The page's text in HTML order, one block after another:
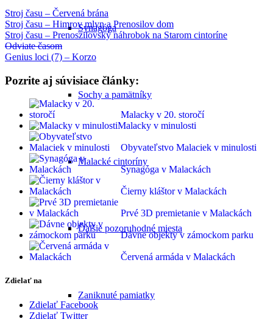
Synagóga
Sochy a pamätníky
Malacké cintoríny
Ďalšie pozoruhodné miesta
Zaniknuté pamiatky
Stroj času – Červená brána
Stroj času – Himrov mlyn a Prenosilov dom
Stroj času – Prenoszilovský náhrobok na Starom cintoríne
Odviate časom
Genius loci (7) – Korzo
Pozrite aj súvisiace články:
Malacky v 20. storočí
Malacky v minulosti
Obyvateľstvo Malaciek v minulosti
Synagóga v Malackách
Čierny kláštor v Malackách
Prvé 3D premietanie v Malackách
Dávne objekty v zámockom parku
Červená armáda v Malackách
Zdielať na
Zdielať Facebook
Zdielať Twitter